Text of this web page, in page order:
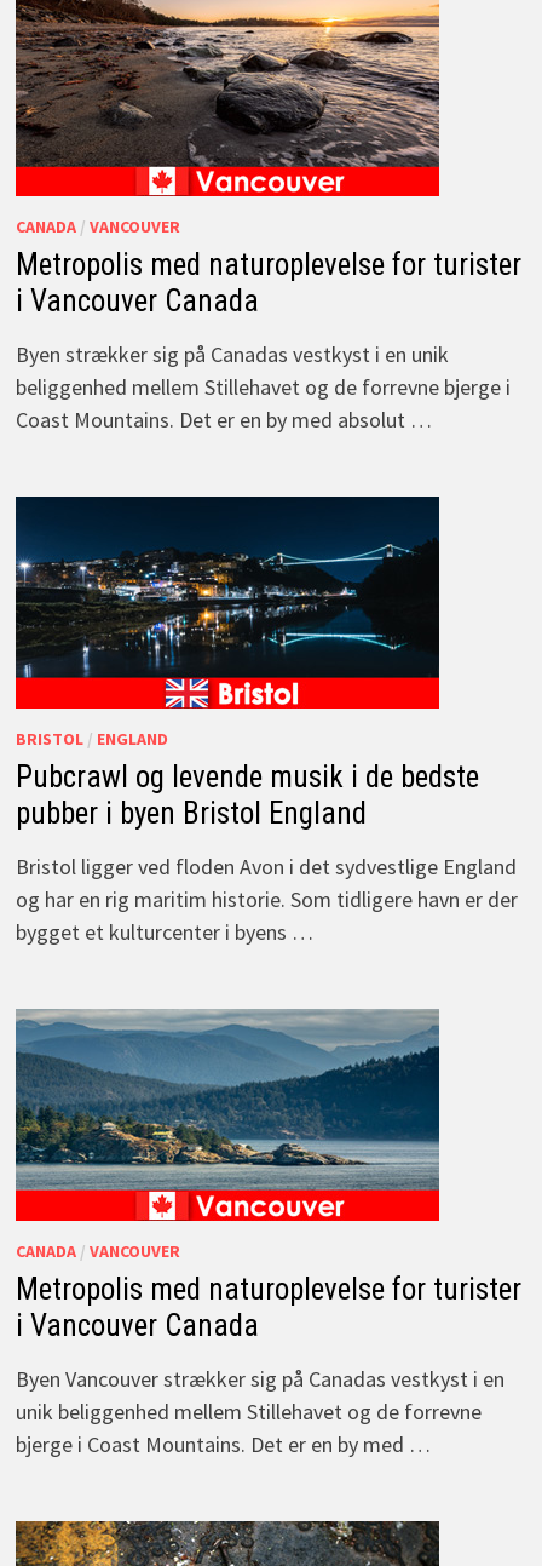
CANADA/ VANCOUVER
Metropolis med naturoplevelse for turister
i Vancouver Canada
Byen strækker sig på Canadas vestkyst i en unik
beliggenhed mellem Stillehavet og de forrevne bjerge i
Coast Mountains. Det er en by med absolut …
BRISTOL/ ENGLAND
Pubcrawl og levende musik i de bedste
pubber i byen Bristol England
Bristol ligger ved floden Avon i det sydvestlige England
og har en rig maritim historie. Som tidligere havn er der
bygget et kulturcenter i byens …
CANADA/ VANCOUVER
Metropolis med naturoplevelse for turister
i Vancouver Canada
Byen Vancouver strækker sig på Canadas vestkyst i en
unik beliggenhed mellem Stillehavet og de forrevne
bjerge i Coast Mountains. Det er en by med …